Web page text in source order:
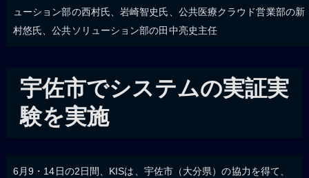
ューション部の西村氏、岩崎智史氏、公共医療クラウド営業部の新
村悠氏、公共ソリューション部の田中亮史主任
宇佐市でシステムの実証実
験を実施
6月9・14日の2日間、KISは、宇佐市（大分県）の協力を得て、